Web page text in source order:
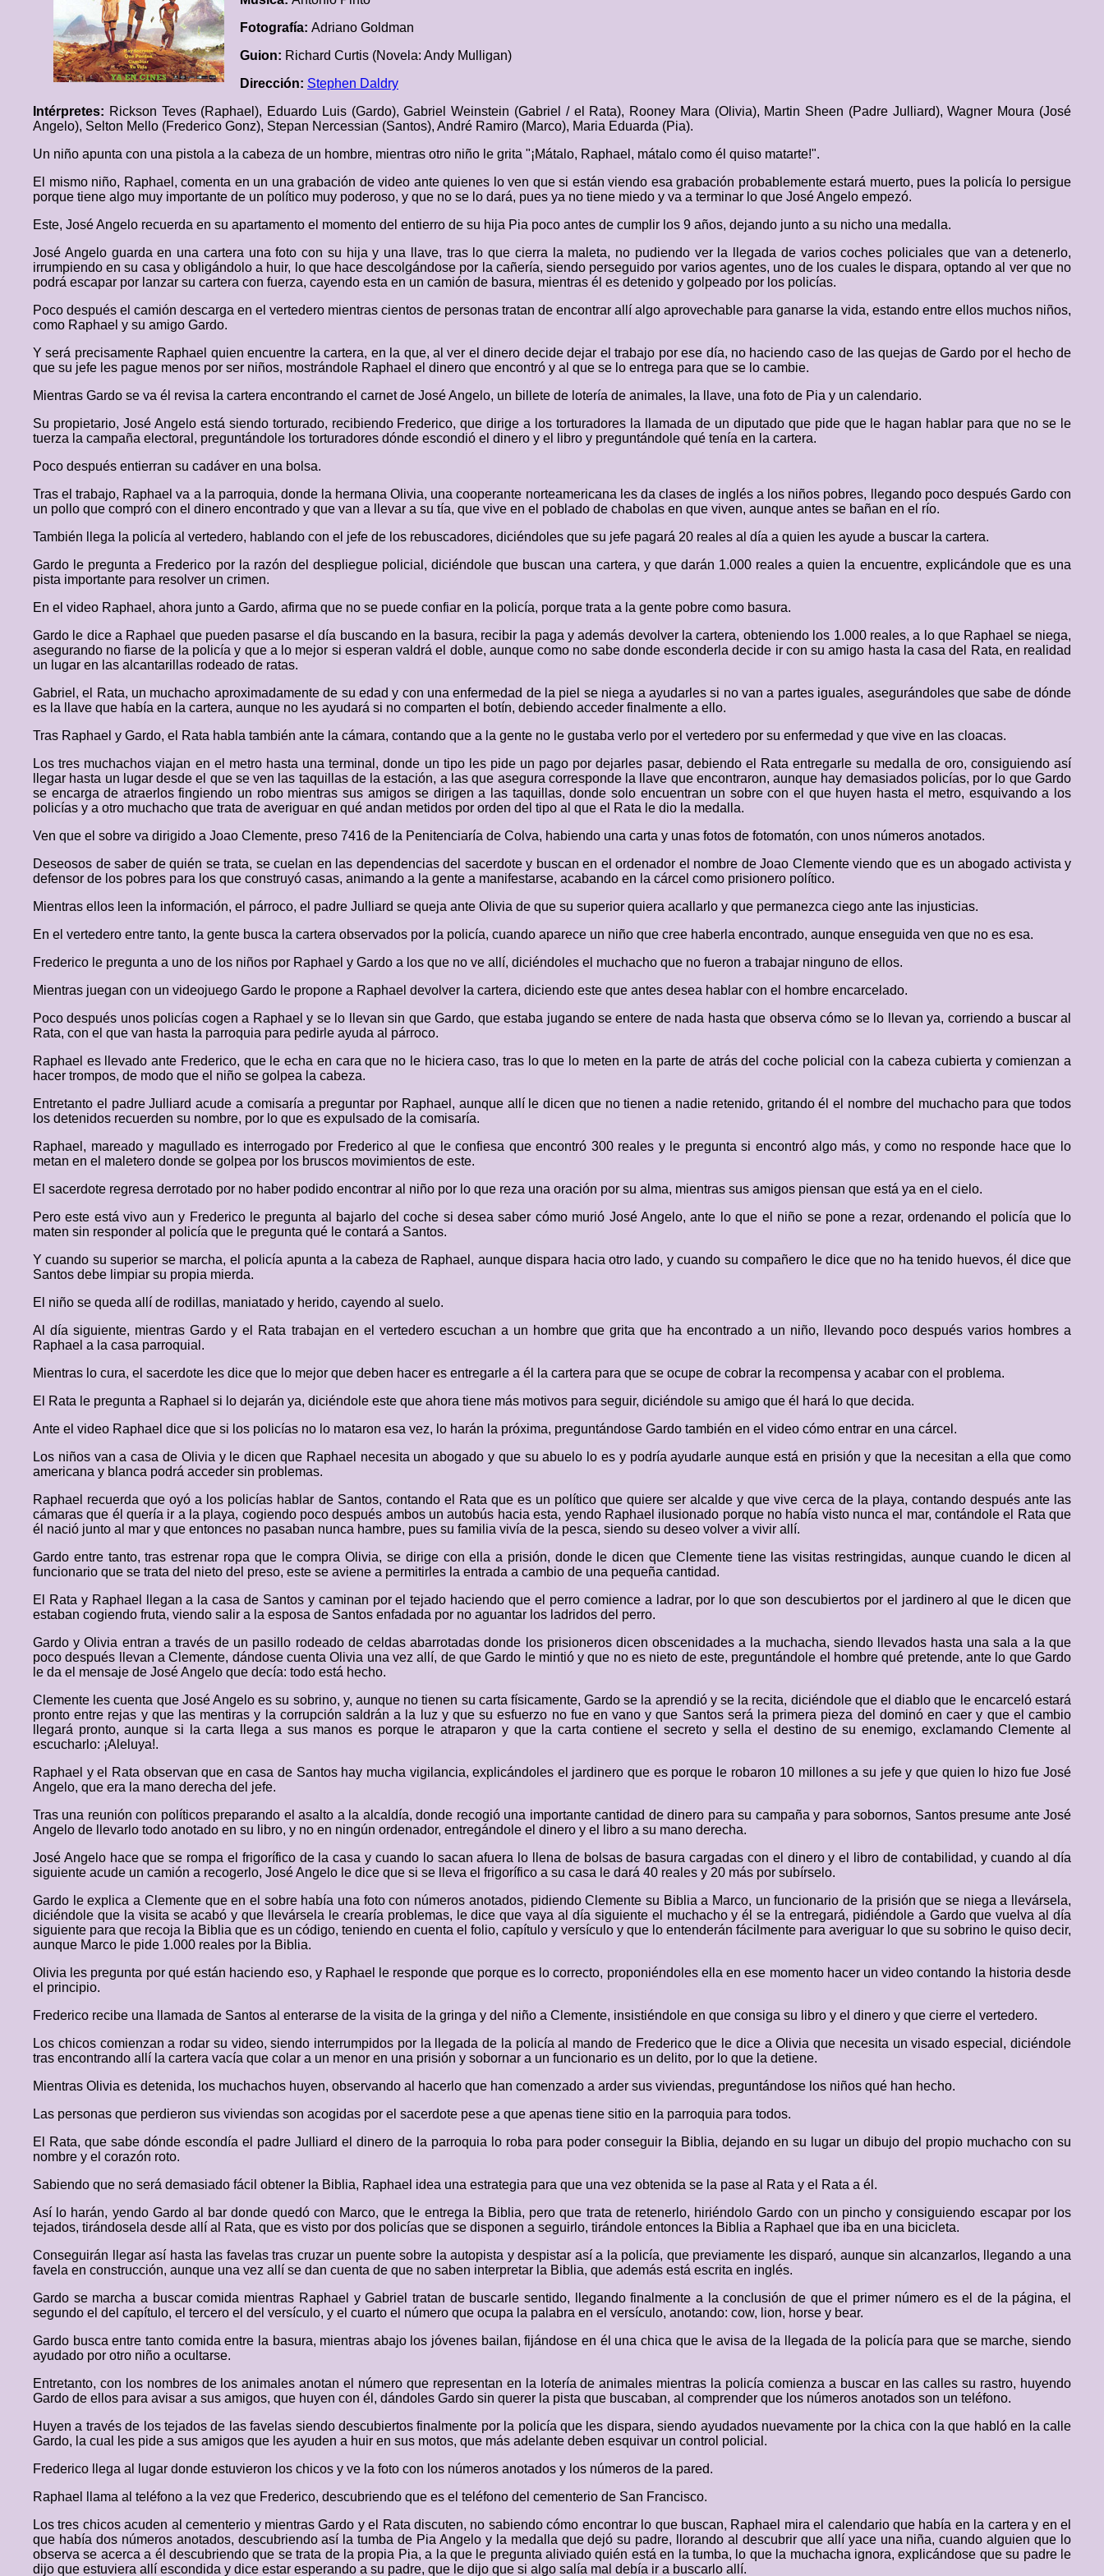
Fotografía: Adriano Goldman
Guion: Richard Curtis (Novela: Andy Mulligan)
Dirección: Stephen Daldry
Intérpretes: Rickson Teves (Raphael), Eduardo Luis (Gardo), Gabriel Weinstein (Gabriel / el Rata), Rooney Mara (Olivia), Martin Sheen (Padre Julliard), Wagner Moura (José
Angelo), Selton Mello (Frederico Gonz), Stepan Nercessian (Santos), André Ramiro (Marco), Maria Eduarda (Pia).
Un niño apunta con una pistola a la cabeza de un hombre, mientras otro niño le grita "¡Mátalo, Raphael, mátalo como él quiso matarte!".
El mismo niño, Raphael, comenta en un una grabación de video ante quienes lo ven que si están viendo esa grabación probablemente estará muerto, pues la policía lo persigue
porque tiene algo muy importante de un político muy poderoso, y que no se lo dará, pues ya no tiene miedo y va a terminar lo que José Angelo empezó.
Este, José Angelo recuerda en su apartamento el momento del entierro de su hija Pia poco antes de cumplir los 9 años, dejando junto a su nicho una medalla.
José Angelo guarda en una cartera una foto con su hija y una llave, tras lo que cierra la maleta, no pudiendo ver la llegada de varios coches policiales que van a detenerlo,
irrumpiendo en su casa y obligándolo a huir, lo que hace descolgándose por la cañería, siendo perseguido por varios agentes, uno de los cuales le dispara, optando al ver que no
podrá escapar por lanzar su cartera con fuerza, cayendo esta en un camión de basura, mientras él es detenido y golpeado por los policías.
Poco después el camión descarga en el vertedero mientras cientos de personas tratan de encontrar allí algo aprovechable para ganarse la vida, estando entre ellos muchos niños,
como Raphael y su amigo Gardo.
Y será precisamente Raphael quien encuentre la cartera, en la que, al ver el dinero decide dejar el trabajo por ese día, no haciendo caso de las quejas de Gardo por el hecho de
que su jefe les pague menos por ser niños, mostrándole Raphael el dinero que encontró y al que se lo entrega para que se lo cambie.
Mientras Gardo se va él revisa la cartera encontrando el carnet de José Angelo, un billete de lotería de animales, la llave, una foto de Pia y un calendario.
Su propietario, José Angelo está siendo torturado, recibiendo Frederico, que dirige a los torturadores la llamada de un diputado que pide que le hagan hablar para que no se le
tuerza la campaña electoral, preguntándole los torturadores dónde escondió el dinero y el libro y preguntándole qué tenía en la cartera.
Poco después entierran su cadáver en una bolsa.
Tras el trabajo, Raphael va a la parroquia, donde la hermana Olivia, una cooperante norteamericana les da clases de inglés a los niños pobres, llegando poco después Gardo con
un pollo que compró con el dinero encontrado y que van a llevar a su tía, que vive en el poblado de chabolas en que viven, aunque antes se bañan en el río.
También llega la policía al vertedero, hablando con el jefe de los rebuscadores, diciéndoles que su jefe pagará 20 reales al día a quien les ayude a buscar la cartera.
Gardo le pregunta a Frederico por la razón del despliegue policial, diciéndole que buscan una cartera, y que darán 1.000 reales a quien la encuentre, explicándole que es una
pista importante para resolver un crimen.
En el video Raphael, ahora junto a Gardo, afirma que no se puede confiar en la policía, porque trata a la gente pobre como basura.
Gardo le dice a Raphael que pueden pasarse el día buscando en la basura, recibir la paga y además devolver la cartera, obteniendo los 1.000 reales, a lo que Raphael se niega,
asegurando no fiarse de la policía y que a lo mejor si esperan valdrá el doble, aunque como no sabe donde esconderla decide ir con su amigo hasta la casa del Rata, en realidad
un lugar en las alcantarillas rodeado de ratas.
Gabriel, el Rata, un muchacho aproximadamente de su edad y con una enfermedad de la piel se niega a ayudarles si no van a partes iguales, asegurándoles que sabe de dónde
es la llave que había en la cartera, aunque no les ayudará si no comparten el botín, debiendo acceder finalmente a ello.
Tras Raphael y Gardo, el Rata habla también ante la cámara, contando que a la gente no le gustaba verlo por el vertedero por su enfermedad y que vive en las cloacas.
Los tres muchachos viajan en el metro hasta una terminal, donde un tipo les pide un pago por dejarles pasar, debiendo el Rata entregarle su medalla de oro, consiguiendo así
llegar hasta un lugar desde el que se ven las taquillas de la estación, a las que asegura corresponde la llave que encontraron, aunque hay demasiados policías, por lo que Gardo
se encarga de atraerlos fingiendo un robo mientras sus amigos se dirigen a las taquillas, donde solo encuentran un sobre con el que huyen hasta el metro, esquivando a los
policías y a otro muchacho que trata de averiguar en qué andan metidos por orden del tipo al que el Rata le dio la medalla.
Ven que el sobre va dirigido a Joao Clemente, preso 7416 de la Penitenciaría de Colva, habiendo una carta y unas fotos de fotomatón, con unos números anotados.
Deseosos de saber de quién se trata, se cuelan en las dependencias del sacerdote y buscan en el ordenador el nombre de Joao Clemente viendo que es un abogado activista y
defensor de los pobres para los que construyó casas, animando a la gente a manifestarse, acabando en la cárcel como prisionero político.
Mientras ellos leen la información, el párroco, el padre Julliard se queja ante Olivia de que su superior quiera acallarlo y que permanezca ciego ante las injusticias.
En el vertedero entre tanto, la gente busca la cartera observados por la policía, cuando aparece un niño que cree haberla encontrado, aunque enseguida ven que no es esa.
Frederico le pregunta a uno de los niños por Raphael y Gardo a los que no ve allí, diciéndoles el muchacho que no fueron a trabajar ninguno de ellos.
Mientras juegan con un videojuego Gardo le propone a Raphael devolver la cartera, diciendo este que antes desea hablar con el hombre encarcelado.
Poco después unos policías cogen a Raphael y se lo llevan sin que Gardo, que estaba jugando se entere de nada hasta que observa cómo se lo llevan ya, corriendo a buscar al
Rata, con el que van hasta la parroquia para pedirle ayuda al párroco.
Raphael es llevado ante Frederico, que le echa en cara que no le hiciera caso, tras lo que lo meten en la parte de atrás del coche policial con la cabeza cubierta y comienzan a
hacer trompos, de modo que el niño se golpea la cabeza.
Entretanto el padre Julliard acude a comisaría a preguntar por Raphael, aunque allí le dicen que no tienen a nadie retenido, gritando él el nombre del muchacho para que todos
los detenidos recuerden su nombre, por lo que es expulsado de la comisaría.
Raphael, mareado y magullado es interrogado por Frederico al que le confiesa que encontró 300 reales y le pregunta si encontró algo más, y como no responde hace que lo
metan en el maletero donde se golpea por los bruscos movimientos de este.
El sacerdote regresa derrotado por no haber podido encontrar al niño por lo que reza una oración por su alma, mientras sus amigos piensan que está ya en el cielo.
Pero este está vivo aun y Frederico le pregunta al bajarlo del coche si desea saber cómo murió José Angelo, ante lo que el niño se pone a rezar, ordenando el policía que lo
maten sin responder al policía que le pregunta qué le contará a Santos.
Y cuando su superior se marcha, el policía apunta a la cabeza de Raphael, aunque dispara hacia otro lado, y cuando su compañero le dice que no ha tenido huevos, él dice que
Santos debe limpiar su propia mierda.
El niño se queda allí de rodillas, maniatado y herido, cayendo al suelo.
Al día siguiente, mientras Gardo y el Rata trabajan en el vertedero escuchan a un hombre que grita que ha encontrado a un niño, llevando poco después varios hombres a
Raphael a la casa parroquial.
Mientras lo cura, el sacerdote les dice que lo mejor que deben hacer es entregarle a él la cartera para que se ocupe de cobrar la recompensa y acabar con el problema.
El Rata le pregunta a Raphael si lo dejarán ya, diciéndole este que ahora tiene más motivos para seguir, diciéndole su amigo que él hará lo que decida.
Ante el video Raphael dice que si los policías no lo mataron esa vez, lo harán la próxima, preguntándose Gardo también en el video cómo entrar en una cárcel.
Los niños van a casa de Olivia y le dicen que Raphael necesita un abogado y que su abuelo lo es y podría ayudarle aunque está en prisión y que la necesitan a ella que como
americana y blanca podrá acceder sin problemas.
Raphael recuerda que oyó a los policías hablar de Santos, contando el Rata que es un político que quiere ser alcalde y que vive cerca de la playa, contando después ante las
cámaras que él quería ir a la playa, cogiendo poco después ambos un autobús hacia esta, yendo Raphael ilusionado porque no había visto nunca el mar, contándole el Rata que
él nació junto al mar y que entonces no pasaban nunca hambre, pues su familia vivía de la pesca, siendo su deseo volver a vivir allí.
Gardo entre tanto, tras estrenar ropa que le compra Olivia, se dirige con ella a prisión, donde le dicen que Clemente tiene las visitas restringidas, aunque cuando le dicen al
funcionario que se trata del nieto del preso, este se aviene a permitirles la entrada a cambio de una pequeña cantidad.
El Rata y Raphael llegan a la casa de Santos y caminan por el tejado haciendo que el perro comience a ladrar, por lo que son descubiertos por el jardinero al que le dicen que
estaban cogiendo fruta, viendo salir a la esposa de Santos enfadada por no aguantar los ladridos del perro.
Gardo y Olivia entran a través de un pasillo rodeado de celdas abarrotadas donde los prisioneros dicen obscenidades a la muchacha, siendo llevados hasta una sala a la que
poco después llevan a Clemente, dándose cuenta Olivia una vez allí, de que Gardo le mintió y que no es nieto de este, preguntándole el hombre qué pretende, ante lo que Gardo
le da el mensaje de José Angelo que decía: todo está hecho.
Clemente les cuenta que José Angelo es su sobrino, y, aunque no tienen su carta físicamente, Gardo se la aprendió y se la recita, diciéndole que el diablo que le encarceló estará
pronto entre rejas y que las mentiras y la corrupción saldrán a la luz y que su esfuerzo no fue en vano y que Santos será la primera pieza del dominó en caer y que el cambio
llegará pronto, aunque si la carta llega a sus manos es porque le atraparon y que la carta contiene el secreto y sella el destino de su enemigo, exclamando Clemente al
escucharlo: ¡Aleluya!.
Raphael y el Rata observan que en casa de Santos hay mucha vigilancia, explicándoles el jardinero que es porque le robaron 10 millones a su jefe y que quien lo hizo fue José
Angelo, que era la mano derecha del jefe.
Tras una reunión con políticos preparando el asalto a la alcaldía, donde recogió una importante cantidad de dinero para su campaña y para sobornos, Santos presume ante José
Angelo de llevarlo todo anotado en su libro, y no en ningún ordenador, entregándole el dinero y el libro a su mano derecha.
José Angelo hace que se rompa el frigorífico de la casa y cuando lo sacan afuera lo llena de bolsas de basura cargadas con el dinero y el libro de contabilidad, y cuando al día
siguiente acude un camión a recogerlo, José Angelo le dice que si se lleva el frigorífico a su casa le dará 40 reales y 20 más por subírselo.
Gardo le explica a Clemente que en el sobre había una foto con números anotados, pidiendo Clemente su Biblia a Marco, un funcionario de la prisión que se niega a llevársela,
diciéndole que la visita se acabó y que llevársela le crearía problemas, le dice que vaya al día siguiente el muchacho y él se la entregará, pidiéndole a Gardo que vuelva al día
siguiente para que recoja la Biblia que es un código, teniendo en cuenta el folio, capítulo y versículo y que lo entenderán fácilmente para averiguar lo que su sobrino le quiso decir,
aunque Marco le pide 1.000 reales por la Biblia.
Olivia les pregunta por qué están haciendo eso, y Raphael le responde que porque es lo correcto, proponiéndoles ella en ese momento hacer un video contando la historia desde
el principio.
Frederico recibe una llamada de Santos al enterarse de la visita de la gringa y del niño a Clemente, insistiéndole en que consiga su libro y el dinero y que cierre el vertedero.
Los chicos comienzan a rodar su video, siendo interrumpidos por la llegada de la policía al mando de Frederico que le dice a Olivia que necesita un visado especial, diciéndole
tras encontrando allí la cartera vacía que colar a un menor en una prisión y sobornar a un funcionario es un delito, por lo que la detiene.
Mientras Olivia es detenida, los muchachos huyen, observando al hacerlo que han comenzado a arder sus viviendas, preguntándose los niños qué han hecho.
Las personas que perdieron sus viviendas son acogidas por el sacerdote pese a que apenas tiene sitio en la parroquia para todos.
El Rata, que sabe dónde escondía el padre Julliard el dinero de la parroquia lo roba para poder conseguir la Biblia, dejando en su lugar un dibujo del propio muchacho con su
nombre y el corazón roto.
Sabiendo que no será demasiado fácil obtener la Biblia, Raphael idea una estrategia para que una vez obtenida se la pase al Rata y el Rata a él.
Así lo harán, yendo Gardo al bar donde quedó con Marco, que le entrega la Biblia, pero que trata de retenerlo, hiriéndolo Gardo con un pincho y consiguiendo escapar por los
tejados, tirándosela desde allí al Rata, que es visto por dos policías que se disponen a seguirlo, tirándole entonces la Biblia a Raphael que iba en una bicicleta.
Conseguirán llegar así hasta las favelas tras cruzar un puente sobre la autopista y despistar así a la policía, que previamente les disparó, aunque sin alcanzarlos, llegando a una
favela en construcción, aunque una vez allí se dan cuenta de que no saben interpretar la Biblia, que además está escrita en inglés.
Gardo se marcha a buscar comida mientras Raphael y Gabriel tratan de buscarle sentido, llegando finalmente a la conclusión de que el primer número es el de la página, el
segundo el del capítulo, el tercero el del versículo, y el cuarto el número que ocupa la palabra en el versículo, anotando: cow, lion, horse y bear.
Gardo busca entre tanto comida entre la basura, mientras abajo los jóvenes bailan, fijándose en él una chica que le avisa de la llegada de la policía para que se marche, siendo
ayudado por otro niño a ocultarse.
Entretanto, con los nombres de los animales anotan el número que representan en la lotería de animales mientras la policía comienza a buscar en las calles su rastro, huyendo
Gardo de ellos para avisar a sus amigos, que huyen con él, dándoles Gardo sin querer la pista que buscaban, al comprender que los números anotados son un teléfono.
Huyen a través de los tejados de las favelas siendo descubiertos finalmente por la policía que les dispara, siendo ayudados nuevamente por la chica con la que habló en la calle
Gardo, la cual les pide a sus amigos que les ayuden a huir en sus motos, que más adelante deben esquivar un control policial.
Frederico llega al lugar donde estuvieron los chicos y ve la foto con los números anotados y los números de la pared.
Raphael llama al teléfono a la vez que Frederico, descubriendo que es el teléfono del cementerio de San Francisco.
Los tres chicos acuden al cementerio y mientras Gardo y el Rata discuten, no sabiendo cómo encontrar lo que buscan, Raphael mira el calendario que había en la cartera y en el
que había dos números anotados, descubriendo así la tumba de Pia Angelo y la medalla que dejó su padre, llorando al descubrir que allí yace una niña, cuando alguien que lo
observa se acerca a él descubriendo que se trata de la propia Pia, a la que le pregunta aliviado quién está en la tumba, lo que la muchacha ignora, explicándose que su padre le
dijo que estuviera allí escondida y dice estar esperando a su padre, que le dijo que si algo salía mal debía ir a buscarlo allí.